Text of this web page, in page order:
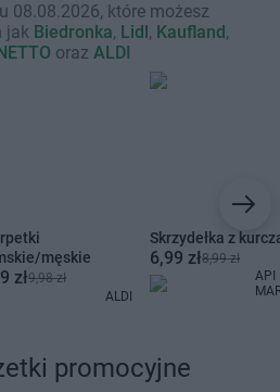
08.08.2026, które możesz
jak Biedronka, Lidl, Kaufland,
oraz ALDI
męskie
zł9,98 zł
ALDI
Skrzydełka z
6,99 zł8,99 zł
API
promocyjne